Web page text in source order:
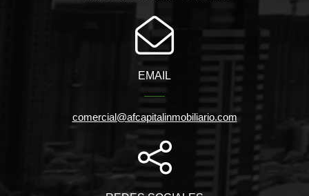
EMAIL
comercial@afcapitalinmobiliario.com